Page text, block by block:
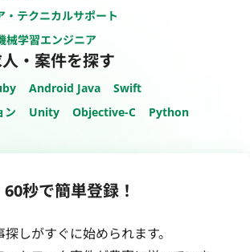
・テクニカルサポート
械学習エンジニア
・案件を探す
Android Java
Swift
ン
Unity Objective-C Python
60秒で簡単登録！
しがすぐに始められます。